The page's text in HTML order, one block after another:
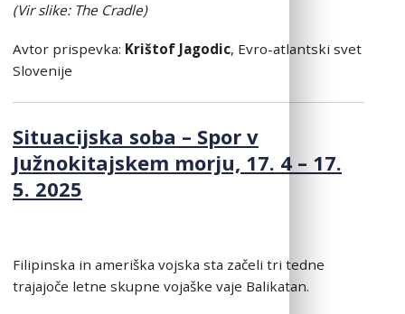
(Vir slike: The Cradle)
Avtor prispevka: Krištof Jagodic, Evro-atlantski svet
Slovenije
Situacijska soba – Spor v
Južnokitajskem morju, 17. 4 – 17.
5. 2025
Filipinska in ameriška vojska sta začeli tri tedne
trajajoče letne skupne vojaške vaje Balikatan.